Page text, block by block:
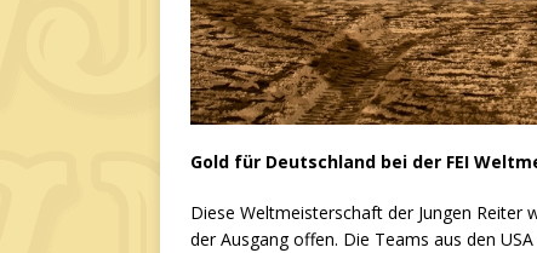
Gold für Deutschland bei der FEI
Diese Weltmeisterschaft der Jungen Reiter
der Ausgang offen. Die Teams aus den